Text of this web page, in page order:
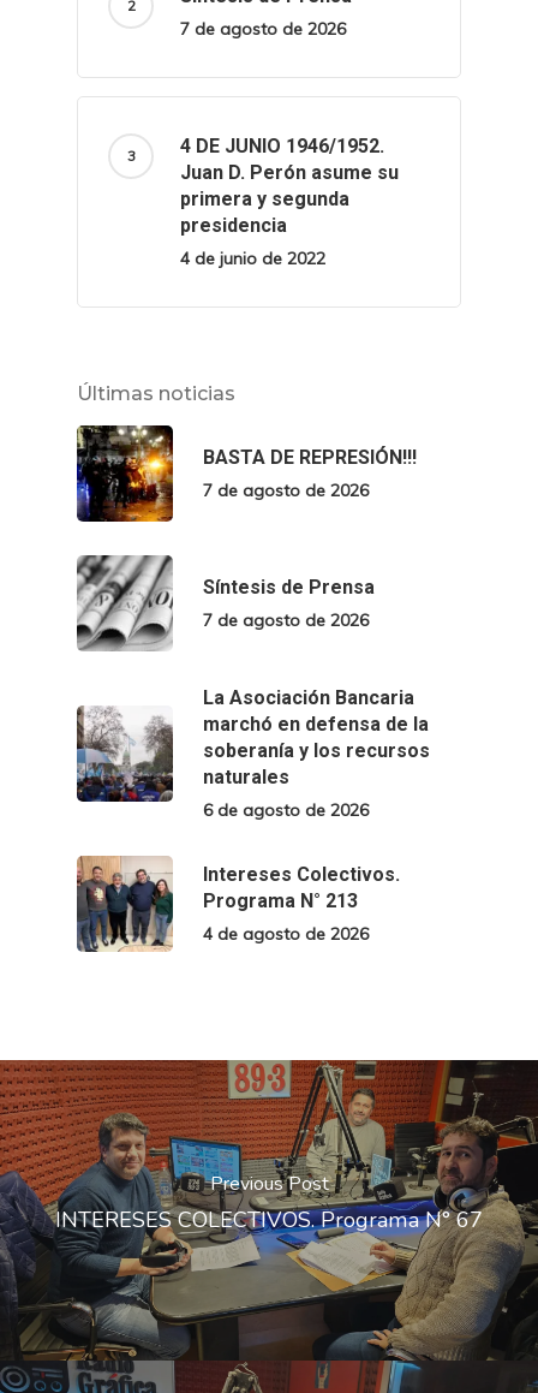
7 de agosto de 2026
4 DE JUNIO 1946/1952.
Juan D. Perón asume su
primera y segunda
presidencia
4 de junio de 2022
Últimas noticias
BASTA DE REPRESIÓN!!!
7 de agosto de 2026
Síntesis de Prensa
7 de agosto de 2026
La Asociación Bancaria
marchó en defensa de la
soberanía y los recursos
naturales
6 de agosto de 2026
Intereses Colectivos.
Programa N° 213
4 de agosto de 2026
Previous Post
INTERESES COLECTIVOS. Programa N° 67